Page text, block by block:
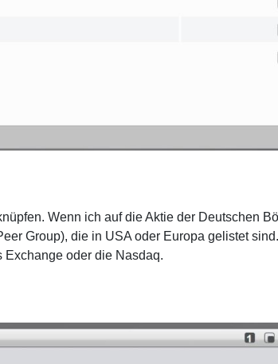
Wenn ich auf die Aktie der Deutschen
Group), die in USA oder Europa gelistet sind.
oder die Nasdaq.